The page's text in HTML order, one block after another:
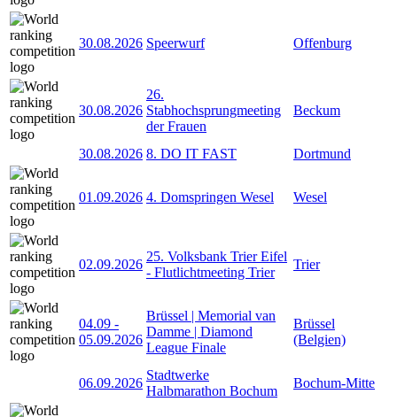
30.08.2026 Speerwurf Offenburg
30.08.2026
26.
Stabhochsprungmeeting
der Frauen
Beckum
30.08.2026 8. DO IT FAST Dortmund
01.09.2026 4. Domspringen Wesel Wesel
02.09.2026
25. Volksbank Trier Eifel
- Flutlichtmeeting Trier
Trier
04.09 -
05.09.2026
Brüssel | Memorial van
Damme | Diamond
League Finale
Brüssel
(Belgien)
06.09.2026
Stadtwerke
Halbmarathon Bochum
Bochum-Mitte